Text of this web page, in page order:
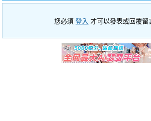
您必須登入 才可以發表或回覆留